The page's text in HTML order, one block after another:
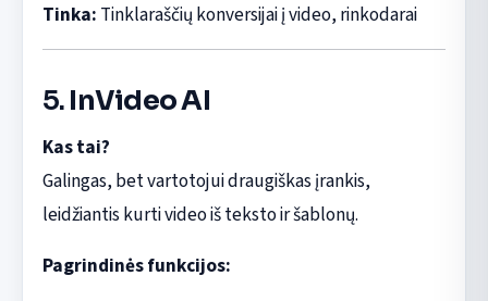
Tinka: Tinklaraščių konversijai į video, rinkodarai
5.InVideo AI
Kas tai?
Galingas, bet vartotojui draugiškas įrankis,
leidžiantis kurti video iš teksto ir šablonų.
Pagrindinės funkcijos: